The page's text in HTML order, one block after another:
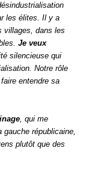
les élites. Il y a
villages, dans les
Je veux
silencieuse qui
Notre rôle
entendre sa
, qui me
républicaine,
plutôt que des